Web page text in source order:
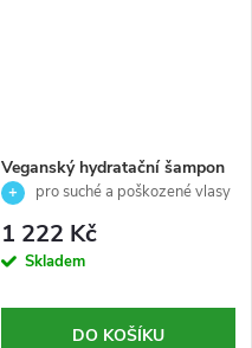
Veganský hydratační šampon
pro suché a poškozené vlasy-
Professional-1000ml
pro suché a poškozené vlasy
1 222 Kč
Skladem
DO KOŠÍKU